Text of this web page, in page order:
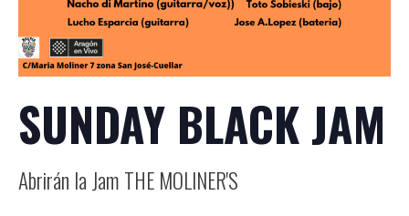
SUNDAY BLACK JAM
Abrirán la Jam THE MOLINER'S